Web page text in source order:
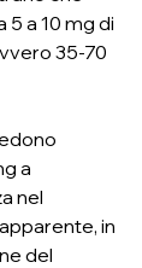
5 a 10 mg di
35-70
a
nel
in
del